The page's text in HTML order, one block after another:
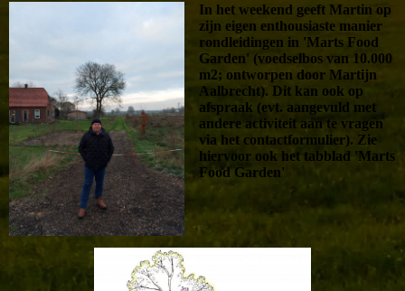
In het weekend geeft Martin op
zijn eigen enthousiaste manier
rondleidingen in 'Marts Food
Garden' (voedselbos van 10.000
m2; ontworpen door Martijn
Aalbrecht). Dit kan ook op
afspraak (evt. aangevuld met
andere activiteit aan te vragen
via het contactformulier). Zie
hiervoor ook het tabblad 'Marts
Food Garden'